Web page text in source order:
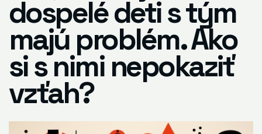
dospelé deti s tým
majú problém. Ako
si s nimi nepokaziť
vzťah?